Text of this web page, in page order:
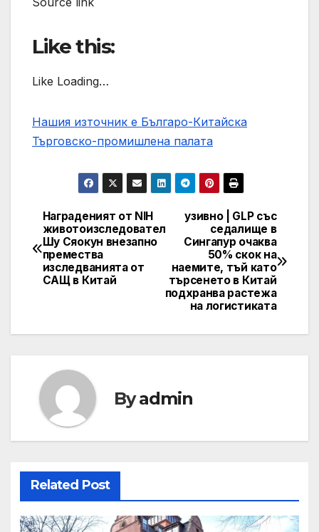
Like this:
Like Loading…
Нашия източник е Българо-Китайска
Търговско-промишлена палaта
Post
navigation
узивно | GLP със
седалище в
Сингапур очаква
50% скок на
наемите, тъй като
търсенето в Китай
подхранва растежа
на логистиката
Награденият от NIH
животоизследовател
Шу Сяокун внезапно
премества
изследванията от
САЩ в Китай
Byadmin
Related Post